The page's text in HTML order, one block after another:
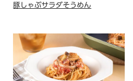
豚しゃぶサラダそうめん